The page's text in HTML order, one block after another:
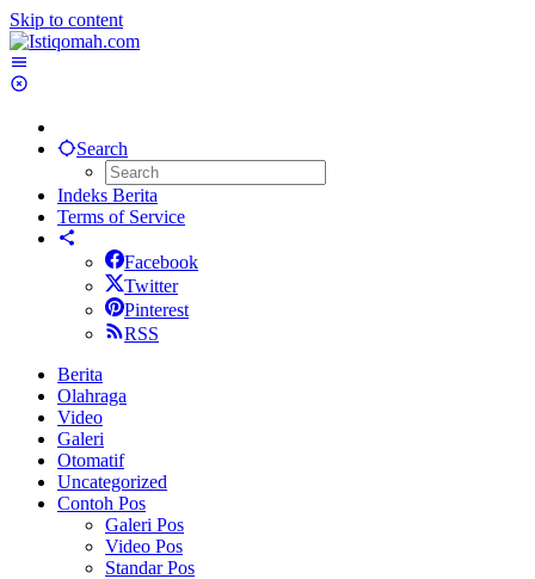
Skip to content
Search
Indeks Berita
Terms of Service
Facebook
Twitter
Pinterest
RSS
Berita
Olahraga
Video
Galeri
Otomatif
Uncategorized
Contoh Pos
Galeri Pos
Video Pos
Standar Pos